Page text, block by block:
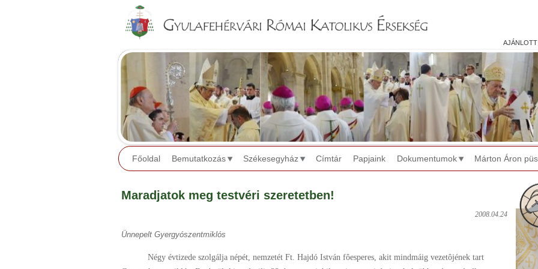
ajánlott
Főoldal Bemutatkozás Székesegyház Címtár Papjaink Dokumentumok Márton Áron
Maradjatok meg testvéri szeretetben!
2008.04.24
Ünnepelt Gyergyószentmiklós
Négy évtizede szolgálja népét, nemzetét Ft. Hajdó István fôesperes, akit mindmáig vezetôjének tart